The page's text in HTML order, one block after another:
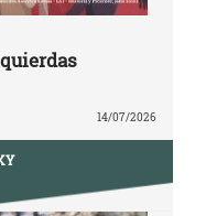
14/07/2026